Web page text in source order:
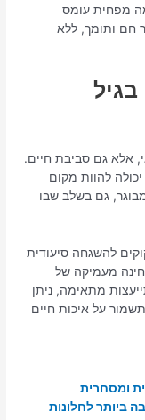
מפחית עומס
ותומך, ללא
אלא גם סביבת חיים.
להוות מקום
גם בשלב שבו
להשגחה סיעודית
מעמיקה של
מתאימה, ניתן
על איכות חיים
ומסחרית
ביותר לחלונות